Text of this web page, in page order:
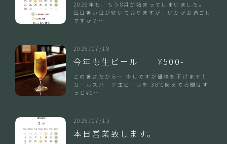
2026年も、もう8月が始まってしまいました。
毎日暑い日が続いておりますが、いかがお過ごし
ですか？…
2026/07/18
今年も生ビール ¥500-
この暑さだから… 少しですが価格を下げます！
カールスバーグ生ビールを 30℃超えてる間はず
っと¥5…
2026/07/15
本日営業致します。